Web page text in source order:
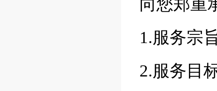
向您郑重
1.服务宗
2.服务目